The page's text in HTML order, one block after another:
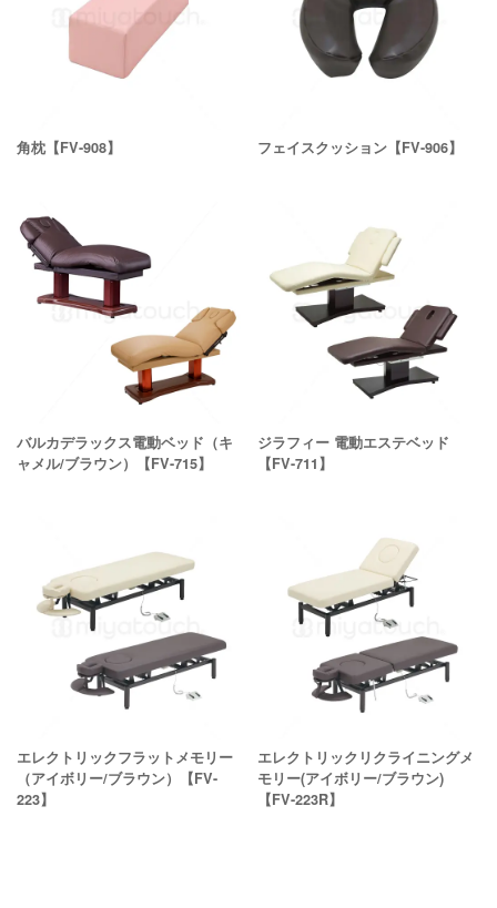
角枕【FV-908】 フェイスクッション【FV-906】
バルカデラックス電動ベッド（キ
ャメル/ブラウン）【FV-715】
ジラフィー 電動エステベッド
【FV-711】
エレクトリックフラットメモリー
（アイボリー/ブラウン）【FV-
223】
エレクトリックリクライニングメ
モリー(アイボリー/ブラウン)
【FV-223R】